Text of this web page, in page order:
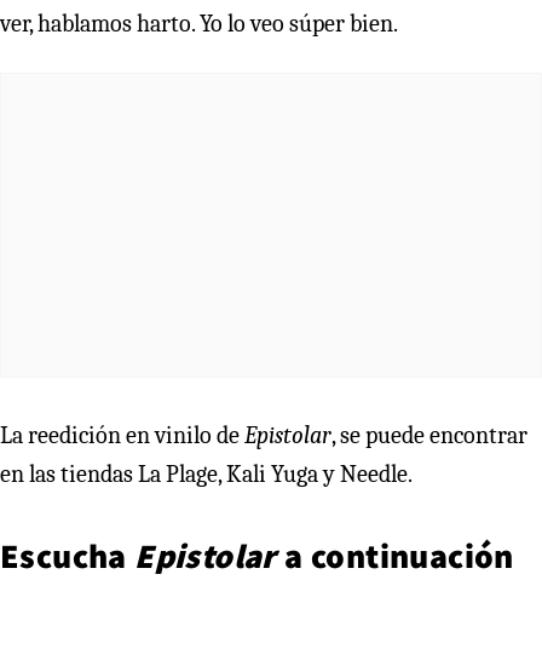
ver, hablamos harto. Yo lo veo súper bien.
La reedición en vinilo deEpistolar, se puede encontrar
en las tiendas La Plage, Kali Yuga y Needle.
Escucha Epistolara continuación